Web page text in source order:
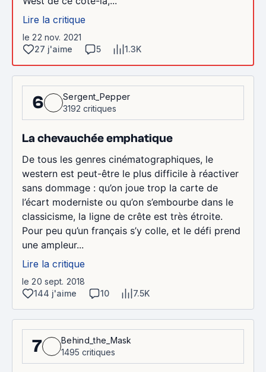
Lire la critique
le 22 nov. 2021
27 j'aime
5 1.3K
6
Sergent_Pepper
3192 critiques
La chevauchée emphatique
De tous les genres cinématographiques, le
western est peut-être le plus difficile à réactiver
sans dommage : qu’on joue trop la carte de
l’écart moderniste ou qu’on s’embourbe dans le
classicisme, la ligne de crête est très étroite.
Pour peu qu’un français s’y colle, et le défi prend
une ampleur...
Lire la critique
le 20 sept. 2018
144 j'aime
10 7.5K
7
Behind_the_Mask
1495 critiques